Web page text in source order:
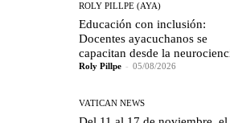
ROLY PILLPE (AYA)
Educación con inclusión:
Docentes ayacuchanos se
capacitan desde la
Roly Pillpe - 05/08/2026
VATICAN NEWS